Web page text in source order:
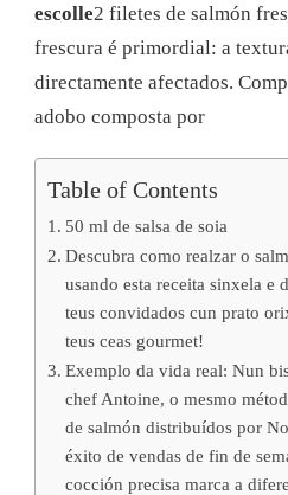
escolle2 filetes de salmón
frescura é primordial: a
directamente afectados.
adobo composta por
Table of Contents
50 ml de salsa de soia
Descubra como realzar o
usando esta receita sinxela e
teus convidados cun prato
teus ceas gourmet!
Exemplo da vida real: Nun
chef Antoine, o mesmo
de salmón distribuídos por
éxito de vendas de fin de
cocción precisa marca a